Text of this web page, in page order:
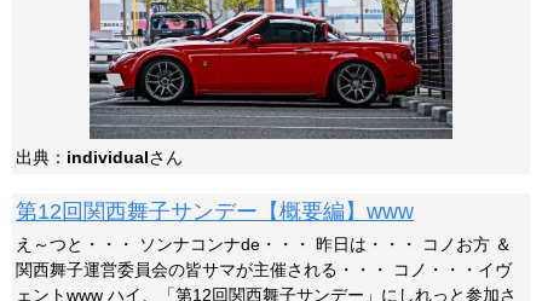
出典： individualさん
第12回関西舞子サンデー【概要編】www
え～つと・・・ ソンナコンナde・・・ 昨日は・・・ コノお方 ＆
関西舞子運営委員会の皆サマが主催される・・・ コノ・・・イヴ
ェントwww ハイ、「第12回関西舞子サンデー」にしれっと参加さ